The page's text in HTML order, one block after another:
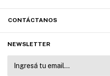
CONTÁCTANOS
NEWSLETTER